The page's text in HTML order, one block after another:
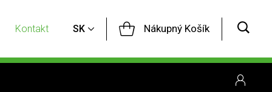
Kontakt SK Nákupný Košík